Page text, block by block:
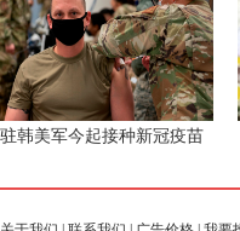
驻韩美军今起接种新冠疫苗